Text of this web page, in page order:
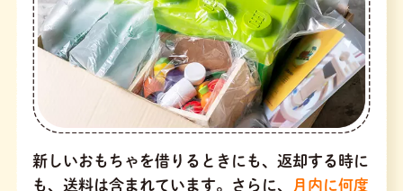
新しいおもちゃを借りるときにも、返却する時に
も、送料は含まれています。さらに、
月内に何度